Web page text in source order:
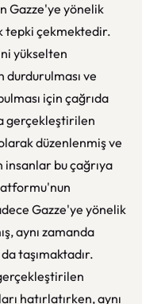
Gazze'ye yönelik
tepki çekmektedir.
yükselten
durdurulması ve
için çağrıda
gerçekleştirilen
düzenlenmiş ve
insanlar bu çağrıya
Gazze'ye yönelik
aynı zamanda
taşımaktadır.
hatırlatırken, aynı